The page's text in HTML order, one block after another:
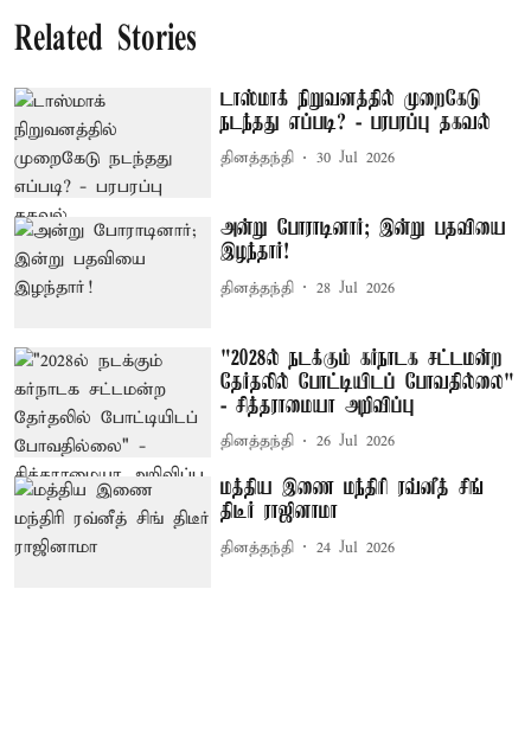
Related Stories
டாஸ்மாக் நிறுவனத்தில் முறைகேடு
நடந்தது எப்படி? - பரபரப்பு தகவல்
தினத்தந்தி 30 Jul 2026
அன்று போராடினார்; இன்று பதவியை
இழந்தார்!
தினத்தந்தி 28 Jul 2026
"2028ல் நடக்கும் கர்நாடக சட்டமன்ற
தேர்தலில் போட்டியிடப் போவதில்லை"
- சித்தராமையா அறிவிப்பு
தினத்தந்தி 26 Jul 2026
மத்திய இணை மந்திரி ரவ்னீத் சிங்
திடீர் ராஜினாமா
தினத்தந்தி 24 Jul 2026